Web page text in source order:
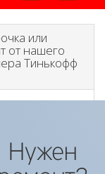
или
от нашего
Тинькофф